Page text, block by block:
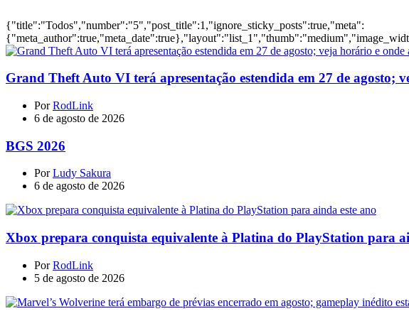
{"title":"Todos","number":"5","post_title":1,"ignore_sticky_posts":true,"meta":
Grand Theft Auto VI terá apresentação estendida em 27 de agosto;
PorRodLink
6 de agosto de 2026
BGS 2026
PorLudy Sakura
6 de agosto de 2026
Xbox prepara conquista equivalente à Platina do PlayStation para
PorRodLink
5 de agosto de 2026